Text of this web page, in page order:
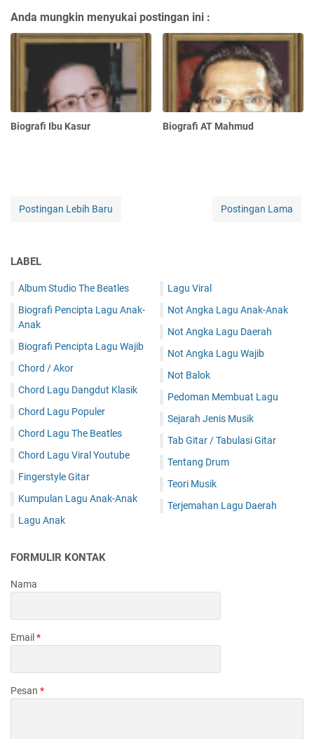
Anda mungkin menyukai postingan ini :
Biografi Ibu Kasur Biografi AT Mahmud
Postingan Lebih Baru Postingan Lama
LABEL
Album Studio The Beatles
Biografi Pencipta Lagu Anak-
Anak
Biografi Pencipta Lagu Wajib
Chord / Akor
Chord Lagu Dangdut Klasik
Chord Lagu Populer
Chord Lagu The Beatles
Chord Lagu Viral Youtube
Fingerstyle Gitar
Kumpulan Lagu Anak-Anak
Lagu Anak
Lagu Viral
Not Angka Lagu Anak-Anak
Not Angka Lagu Daerah
Not Angka Lagu Wajib
Not Balok
Pedoman Membuat Lagu
Sejarah Jenis Musik
Tab Gitar / Tabulasi Gitar
Tentang Drum
Teori Musik
Terjemahan Lagu Daerah
FORMULIR KONTAK
Nama
Email *
Pesan *